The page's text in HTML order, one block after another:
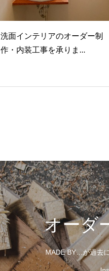
洗面インテリアのオーダー制
作・内装工事を承りま...
オーダ
MADE BY…が過去